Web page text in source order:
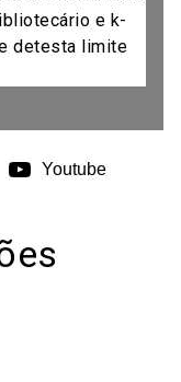
e k-
detesta limite
Youtube